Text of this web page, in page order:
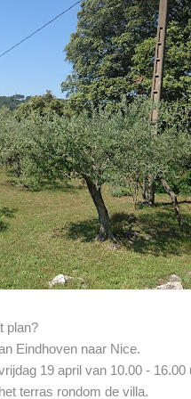
plan?
Eindhoven naar Nice.
19 april van 10.00 - 16.00
terras rondom de villa.